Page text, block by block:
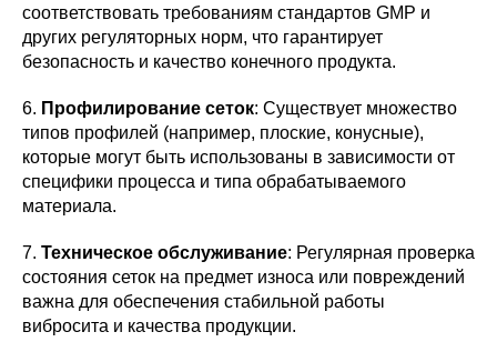
соответствовать требованиям стандартов GMP и
других регуляторных норм, что гарантирует
безопасность и качество конечного продукта.
6. Профилирование сеток: Существует множество
типов профилей (например, плоские, конусные),
которые могут быть использованы в зависимости от
специфики процесса и типа обрабатываемого
материала.
7. Техническое обслуживание: Регулярная проверка
состояния сеток на предмет износа или повреждений
важна для обеспечения стабильной работы
вибросита и качества продукции.